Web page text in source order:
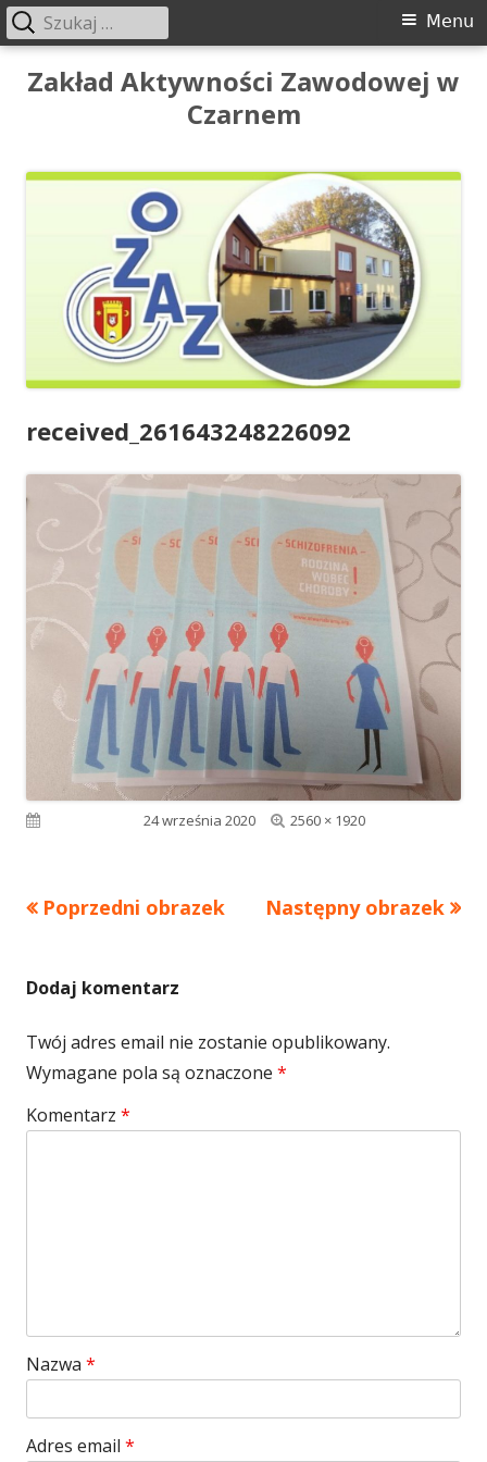
Przeskocz
Zakład Aktywności Zawodowej w
Czarnem
Menu
główne
Menu
Szukaj:
received_261643248226092
Opublikowano24 września 2020
Pełny
2560 × 1920
Poprzedni obrazek Następny obrazek
Dodaj komentarz
Twój adres email nie zostanie opublikowany.
Wymagane pola są oznaczone *
Komentarz *
Nazwa *
Adres email *